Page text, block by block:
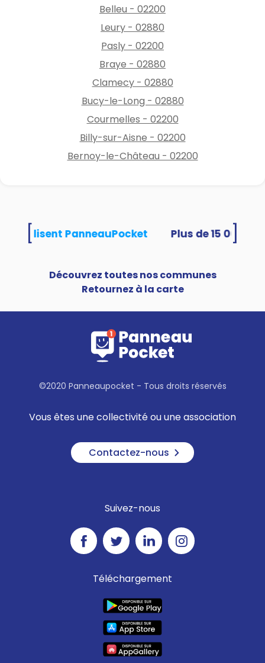
Belleu - 02200
Leury - 02880
Pasly - 02200
Braye - 02880
Clamecy - 02880
Bucy-le-Long - 02880
Courmelles - 02200
Billy-sur-Aisne - 02200
Bernoy-le-Château - 02200
utilisent PanneauPocket
Découvrez toutes nos communes
Retournez à la carte
©2020 Panneaupocket - Tous droits réservés
Vous êtes une collectivité ou une association
Contactez-nous
Suivez-nous
Téléchargement